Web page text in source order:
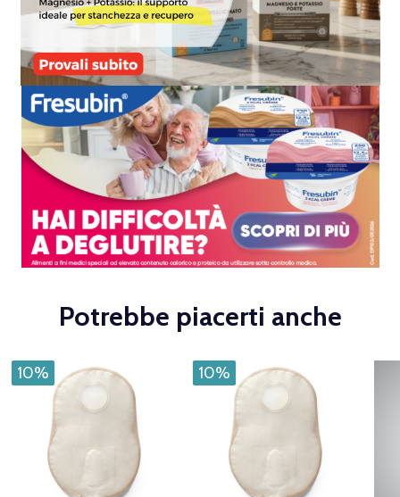
Potrebbe piacerti anche
10% 10%